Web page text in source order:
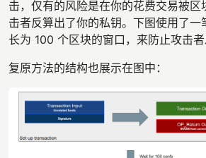
击，仅有的风险是在你的花费交易被
击者反算出了你的私钥。下图使用了一
长为 100 个区块的窗口，来防止攻击者
复原方法的结构也展示在图中：